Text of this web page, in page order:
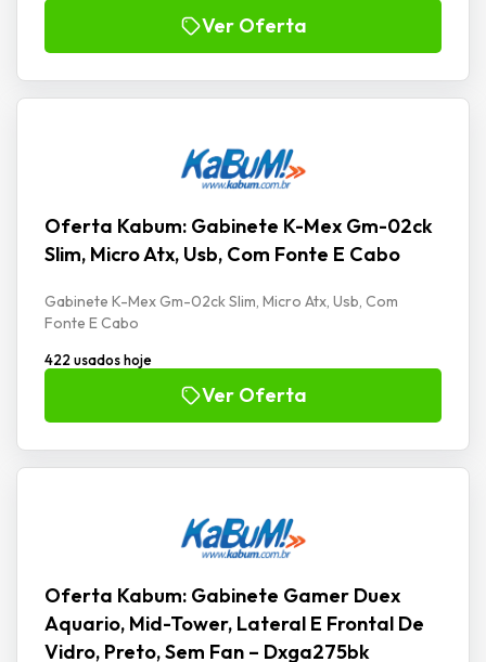
Ver Oferta
Oferta Kabum: Gabinete K-Mex Gm-02ck
Slim, Micro Atx, Usb, Com Fonte E Cabo
Gabinete K-Mex Gm-02ck Slim, Micro Atx, Usb, Com
Fonte E Cabo
422 usados hoje
Ver Oferta
Oferta Kabum: Gabinete Gamer Duex
Aquario, Mid-Tower, Lateral E Frontal De
Vidro, Preto, Sem Fan – Dxga275bk